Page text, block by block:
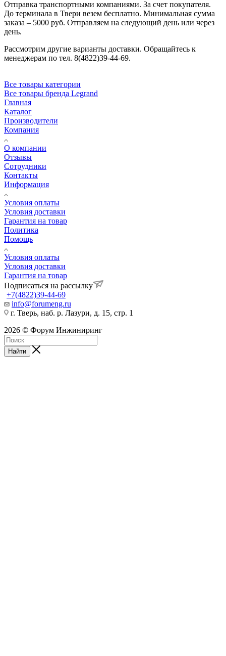
Отправка транспортными компаниями. За счет покупателя.
До терминала в Твери везем бесплатно. Минимальная сумма
заказа – 5000 руб. Отправляем на следующий день или через
день.
Рассмотрим другие варианты доставки. Обращайтесь к
менеджерам по тел. 8(4822)39-44-69.
Все товары категории
Все товары бренда Legrand
Главная
Каталог
Производители
Компания
О компании
Отзывы
Сотрудники
Контакты
Информация
Условия оплаты
Условия доставки
Гарантия на товар
Политика
Помощь
Условия оплаты
Условия доставки
Гарантия на товар
Подписаться на рассылку
+7(4822)39-44-69
info@forumeng.ru
г. Тверь, наб. р. Лазури, д. 15, стр. 1
2026 © Форум Инжиниринг
Найти